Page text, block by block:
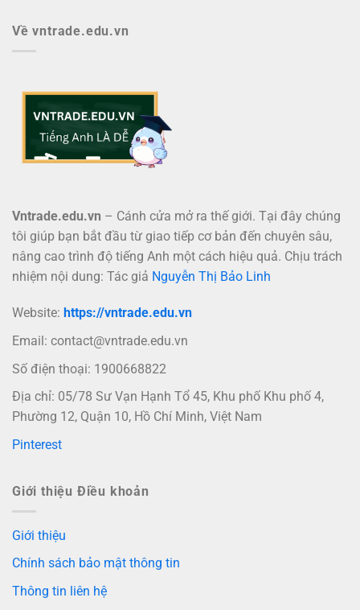
Về vntrade.edu.vn
Vntrade.edu.vn – Cánh cửa mở ra thế giới. Tại đây chúng
tôi giúp bạn bắt đầu từ giao tiếp cơ bản đến chuyên sâu,
nâng cao trình độ tiếng Anh một cách hiệu quả. Chịu trách
nhiệm nội dung: Tác giả Nguyễn Thị Bảo Linh
Website: https://vntrade.edu.vn
Email: contact@vntrade.edu.vn
Số điện thoại: 1900668822
Địa chỉ: 05/78 Sư Vạn Hạnh Tổ 45, Khu phố Khu phố 4,
Phường 12, Quận 10, Hồ Chí Minh, Việt Nam
Pinterest
Giới thiệu Điều khoản
Giới thiệu
Chính sách bảo mật thông tin
Thông tin liên hệ